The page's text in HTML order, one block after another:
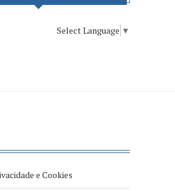
Select Language ▼
e Cookies